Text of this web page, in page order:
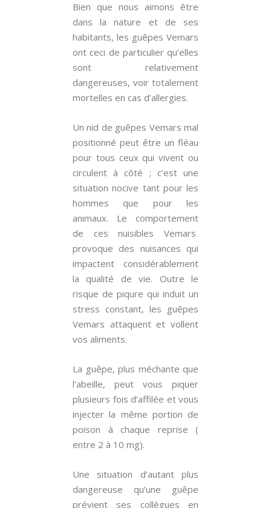
Bien que nous aimons être
dans la nature et de ses
habitants, les guêpes Vemars
ont ceci de particulier qu’elles
sont relativement
dangereuses, voir totalement
mortelles en cas d’allergies.
Un nid de guêpes Vemars mal
positionné peut être un fléau
pour tous ceux qui vivent ou
circulent à côté ; c’est une
situation nocive tant pour les
hommes que pour les
animaux. Le comportement
de ces nuisibles Vemars
provoque des nuisances qui
impactent considérablement
la qualité de vie. Outre le
risque de piqure qui induit un
stress constant, les guêpes
Vemars attaquent et vollent
vos aliments.
La guêpe, plus méchante que
l’abeille, peut vous piquer
plusieurs fois d’affilée et vous
injecter la même portion de
poison à chaque reprise (
entre 2 à 10 mg).
Une situation d’autant plus
dangereuse qu’une guêpe
prévient ses collègues en